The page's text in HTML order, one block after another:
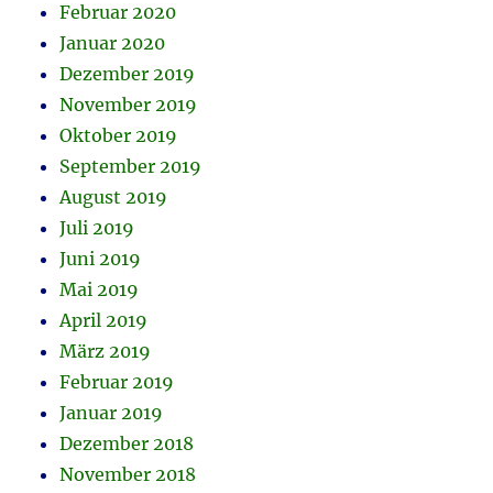
Februar 2020
Januar 2020
Dezember 2019
November 2019
Oktober 2019
September 2019
August 2019
Juli 2019
Juni 2019
Mai 2019
April 2019
März 2019
Februar 2019
Januar 2019
Dezember 2018
November 2018